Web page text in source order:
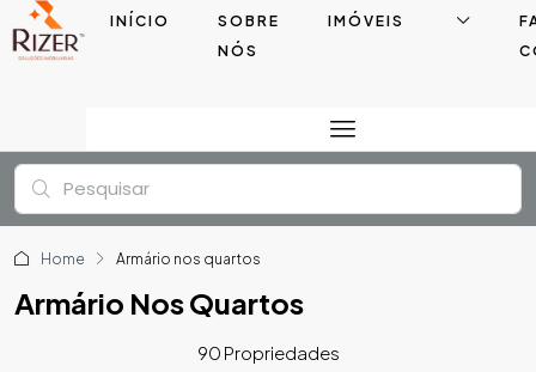
INÍCIO
SOBRE
NÓS
IMÓVEIS
Home Armário nos quartos
Armário Nos Quartos
90 Propriedades